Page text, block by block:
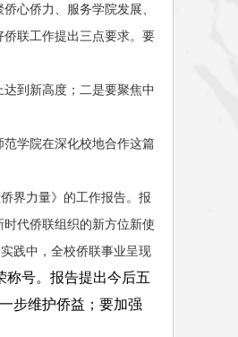
心侨力、服务学院发展、
联工作提出三点要求。要
到新高度；二是要聚焦中
学院在深化校地合作这篇
界力量》的工作报告。报
代侨联组织的新方位新使
践中，全校侨联事业呈现
称号。报告提出今后五
步维护侨益；要加强